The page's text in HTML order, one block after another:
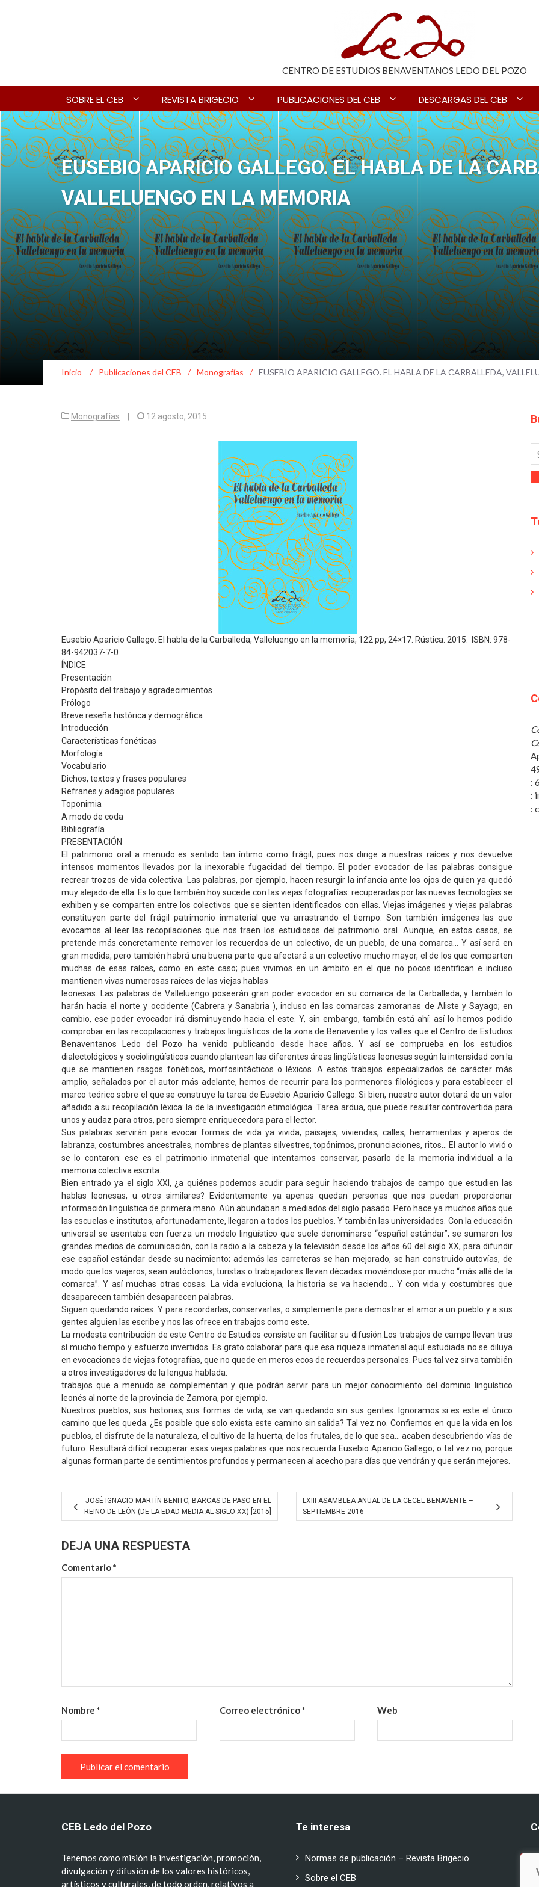
CENTRO DE ESTUDIOS BENAVENTANOS LEDO DEL POZO
SOBRE EL CEB REVISTA BRIGECIO PUBLICACIONES DEL CEB DESCARGAS DEL CEB
EUSEBIO APARICIO GALLEGO. EL HABLA DE LA
VALLELUENGO EN LA MEMORIA
Inicio / Publicaciones del CEB / Monografías / EUSEBIO APARICIO GALLEGO. EL HABLA DE LA CARBALLEDA,
Monografías 12 agosto, 2015
Eusebio Aparicio Gallego: El habla de la Carballeda, Valleluengo en la memoria, 122 pp, 24×17. Rústica. 2015. ISBN: 978-
84-942037-7-0
ÍNDICE
Presentación
Propósito del trabajo y agradecimientos
Prólogo
Breve reseña histórica y demográfica
Introducción
Características fonéticas
Morfología
Vocabulario
Dichos, textos y frases populares
Refranes y adagios populares
Toponimia
A modo de coda
Bibliografía
PRESENTACIÓN
El patrimonio oral a menudo es sentido tan íntimo como frágil, pues nos dirige a nuestras raíces y nos devuelve
intensos momentos llevados por la inexorable fugacidad del tiempo. El poder evocador de las palabras consigue
recrear trozos de vida colectiva. Las palabras, por ejemplo, hacen resurgir la infancia ante los ojos de quien ya quedó
muy alejado de ella. Es lo que también hoy sucede con las viejas fotografías: recuperadas por las nuevas tecnologías se
exhiben y se comparten entre los colectivos que se sienten identificados con ellas. Viejas imágenes y viejas palabras
constituyen parte del frágil patrimonio inmaterial que va arrastrando el tiempo. Son también imágenes las que
evocamos al leer las recopilaciones que nos traen los estudiosos del patrimonio oral. Aunque, en estos casos, se
pretende más concretamente remover los recuerdos de un colectivo, de un pueblo, de una comarca… Y así será en
gran medida, pero también habrá una buena parte que afectará a un colectivo mucho mayor, el de los que comparten
muchas de esas raíces, como en este caso; pues vivimos en un ámbito en el que no pocos identifican e incluso
mantienen vivas numerosas raíces de las viejas hablas
leonesas. Las palabras de Valleluengo poseerán gran poder evocador en su comarca de la Carballeda, y también lo
harán hacia el norte y occidente (Cabrera y Sanabria ), incluso en las comarcas zamoranas de Aliste y Sayago; en
cambio, ese poder evocador irá disminuyendo hacia el este. Y, sin embargo, también está ahí: así lo hemos podido
comprobar en las recopilaciones y trabajos lingüísticos de la zona de Benavente y los valles que el Centro de Estudios
Benaventanos Ledo del Pozo ha venido publicando desde hace años. Y así se comprueba en los estudios
dialectológicos y sociolingüísticos cuando plantean las diferentes áreas lingüísticas leonesas según la intensidad con la
que se mantienen rasgos fonéticos, morfosintácticos o léxicos. A estos trabajos especializados de carácter más
amplio, señalados por el autor más adelante, hemos de recurrir para los pormenores filológicos y para establecer el
marco teórico sobre el que se construye la tarea de Eusebio Aparicio Gallego. Si bien, nuestro autor dotará de un valor
añadido a su recopilación léxica: la de la investigación etimológica. Tarea ardua, que puede resultar controvertida para
unos y audaz para otros, pero siempre enriquecedora para el lector.
Sus palabras servirán para evocar formas de vida ya vivida, paisajes, viviendas, calles, herramientas y aperos de
labranza, costumbres ancestrales, nombres de plantas silvestres, topónimos, pronunciaciones, ritos… El autor lo vivió o
se lo contaron: ese es el patrimonio inmaterial que intentamos conservar, pasarlo de la memoria individual a la
memoria colectiva escrita.
Bien entrado ya el siglo XXI, ¿a quiénes podemos acudir para seguir haciendo trabajos de campo que estudien las
hablas leonesas, u otros similares? Evidentemente ya apenas quedan personas que nos puedan proporcionar
información lingüística de primera mano. Aún abundaban a mediados del siglo pasado. Pero hace ya muchos años que
las escuelas e institutos, afortunadamente, llegaron a todos los pueblos. Y también las universidades. Con la educación
universal se asentaba con fuerza un modelo lingüístico que suele denominarse “español estándar”; se sumaron los
grandes medios de comunicación, con la radio a la cabeza y la televisión desde los años 60 del siglo XX, para difundir
ese español estándar desde su nacimiento; además las carreteras se han mejorado, se han construido autovías, de
modo que los viajeros, sean autóctonos, turistas o trabajadores llevan décadas moviéndose por mucho “más allá de la
comarca”. Y así muchas otras cosas. La vida evoluciona, la historia se va haciendo… Y con vida y costumbres que
desaparecen también desaparecen palabras.
Siguen quedando raíces. Y para recordarlas, conservarlas, o simplemente para demostrar el amor a un pueblo y a sus
gentes alguien las escribe y nos las ofrece en trabajos como este.
La modesta contribución de este Centro de Estudios consiste en facilitar su difusión.Los trabajos de campo llevan tras
sí mucho tiempo y esfuerzo invertidos. Es grato colaborar para que esa riqueza inmaterial aquí estudiada no se diluya
en evocaciones de viejas fotografías, que no quede en meros ecos de recuerdos personales. Pues tal vez sirva también
a otros investigadores de la lengua hablada:
trabajos que a menudo se complementan y que podrán servir para un mejor conocimiento del dominio lingüístico
leonés al norte de la provincia de Zamora, por ejemplo.
Nuestros pueblos, sus historias, sus formas de vida, se van quedando sin sus gentes. Ignoramos si es este el único
camino que les queda. ¿Es posible que solo exista este camino sin salida? Tal vez no. Confiemos en que la vida en los
pueblos, el disfrute de la naturaleza, el cultivo de la huerta, de los frutales, de lo que sea… acaben descubriendo vías de
futuro. Resultará difícil recuperar esas viejas palabras que nos recuerda Eusebio Aparicio Gallego; o tal vez no, porque
algunas forman parte de sentimientos profundos y permanecen al acecho para días que vendrán y que serán mejores.
JOSÉ IGNACIO MARTÍN BENITO, BARCAS DE PASO EN EL
REINO DE LEÓN (DE LA EDAD MEDIA AL SIGLO XX) [2015]
LXIII ASAMBLEA ANUAL DE LA CECEL BENAVENTE –
SEPTIEMBRE 2016
DEJA UNA RESPUESTA
Comentario*
Nombre * Correo electrónico* Web
:
:
:
CEB Ledo del Pozo
Tenemos como misión la investigación, promoción,
divulgación y difusión de los valores históricos,
artísticos y culturales, de todo orden, relativos a
Te interesa
Normas de publicación – Revista Brigecio
Sobre el CEB